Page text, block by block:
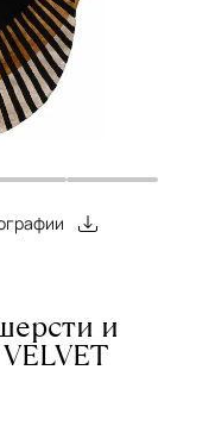
и